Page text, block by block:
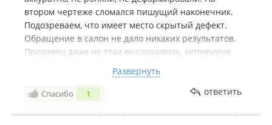
втором чертеже сломался пишущий наконечник.
Подозреваем, что имеет место скрытый дефект.
Обращение в салон не дало никаких результатов.
Продавец даже не стал выслушивать, мотивируя
сами его сломали". Во время покупки изограф не
был заправлен чернилами, поэтому проверить его
возможным. В салоне отсутствуют чеки на все
Развернуть
Спасибо 1 ответить